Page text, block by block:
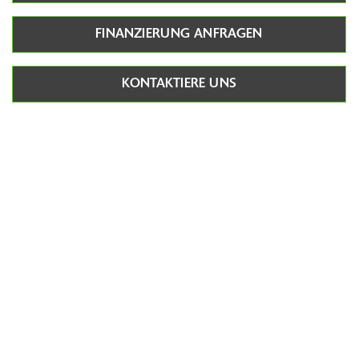
FINANZIERUNG ANFRAGEN
KONTAKTIERE UNS